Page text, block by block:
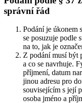
správní řád
Podání je úkonem
se posuzuje podle
na to, jak je
Z podání musí být
a co se navrhuje.
příjmení, datum
jinou adresu pro
souvisejícím s její
osoba jméno a